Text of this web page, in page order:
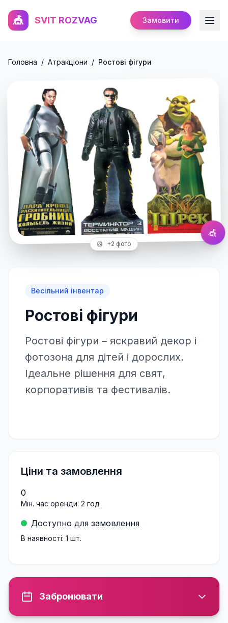
🎪 SVIT ROZVAG Замовити
Головна / Атракціони / Ростові фігури
Ростові фігури
Натисніть для збільшення
🎪
+2 фото
Весільний інвентар
Ростові фігури
Ростові фігури – яскравий декор і
фотозона для дітей і дорослих.
Ідеальне рішення для свят,
корпоративів та фестивалів.
Ціни та замовлення
0
Мін. час оренди: 2 год
Доступно для замовлення
В наявності: 1 шт.
Забронювати